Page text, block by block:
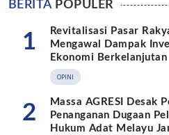
BERITAPOPULER
1
Revitalisasi Pasar
Mengawal Dampak
Ekonomi Berkelanjutan
OPINI
2
Massa AGRESI Desak
Penanganan Dugaan
Hukum Adat Melayu